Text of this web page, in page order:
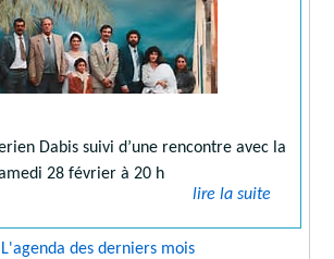
Dabis suivi d’une rencontre avec la
28 février à 20 h
lire la suite
L'agenda des derniers mois